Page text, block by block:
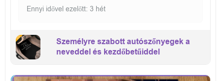
Ennyi idővel ezelőtt: 3 hét
Személyre szabott autószőnyegek a
neveddel és kezdőbetűiddel